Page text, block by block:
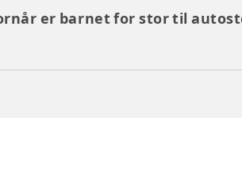
er barnet for stor til